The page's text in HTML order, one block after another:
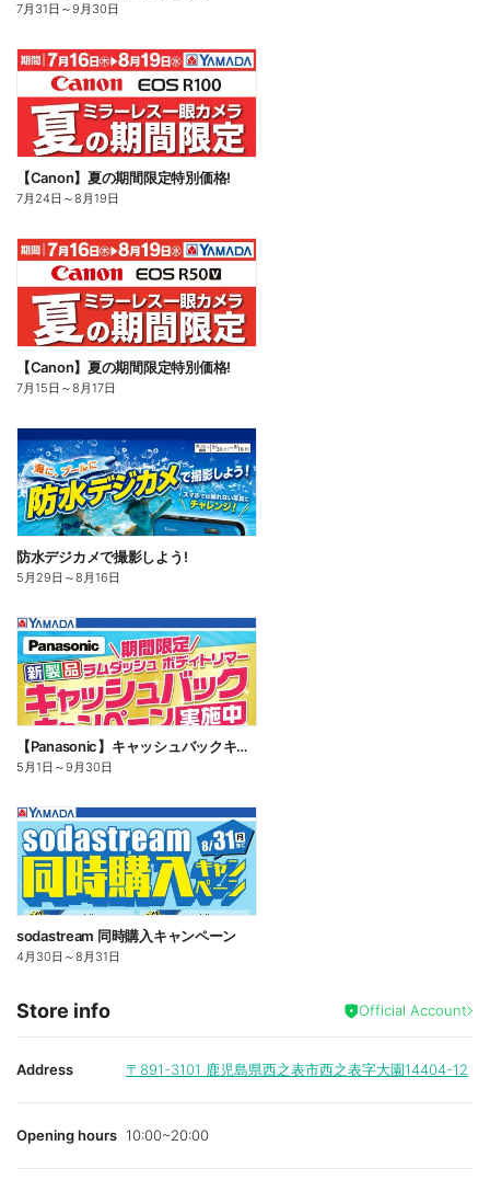
7月31日 ～9月30日
【Canon】夏の期間限定特別価格!
7月24日 ～8月19日
【Canon】夏の期間限定特別価格!
7月15日 ～8月17日
防水デジカメで撮影しよう!
5月29日 ～8月16日
【Panasonic】キャッシュバックキャンペーン
5月1日 ～9月30日
sodastream 同時購入キャンペーン
4月30日 ～8月31日
Store info Official Account
Address 〒891-3101 鹿児島県西之表市西之表字大園14404-12
Opening hours 10:00~20:00